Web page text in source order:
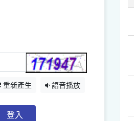
重新產生 語音播放
登入